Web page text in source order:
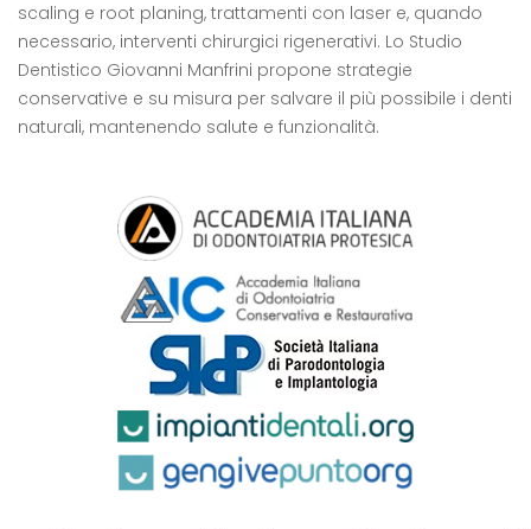
scaling e root planing, trattamenti con laser e, quando
necessario, interventi chirurgici rigenerativi. Lo Studio
Dentistico Giovanni Manfrini propone strategie
conservative e su misura per salvare il più possibile i denti
naturali, mantenendo salute e funzionalità.